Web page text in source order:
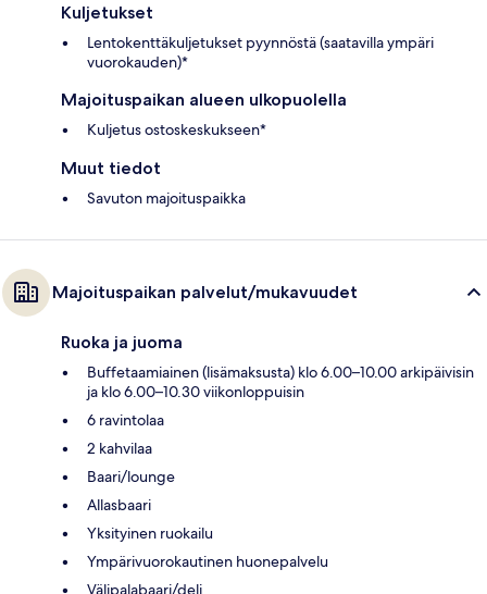
Kuljetukset
Lentokenttäkuljetukset pyynnöstä (saatavilla ympäri
vuorokauden)*
Majoituspaikan alueen ulkopuolella
Kuljetus ostoskeskukseen*
Muut tiedot
Savuton majoituspaikka
Majoituspaikan palvelut/mukavuudet
Ruoka ja juoma
Buffetaamiainen (lisämaksusta) klo 6.00–10.00 arkipäivisin
ja klo 6.00–10.30 viikonloppuisin
6 ravintolaa
2 kahvilaa
Baari/lounge
Allasbaari
Yksityinen ruokailu
Ympärivuorokautinen huonepalvelu
Välipalabaari/deli